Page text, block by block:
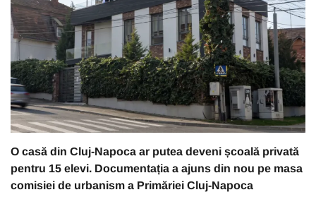
O casă din Cluj-Napoca ar putea deveni școală privată
pentru 15 elevi. Documentația a ajuns din nou pe masa
comisiei de urbanism a Primăriei Cluj-Napoca